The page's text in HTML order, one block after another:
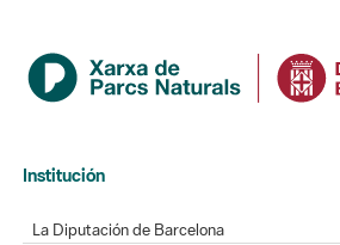
Institución
La Diputación de Barcelona